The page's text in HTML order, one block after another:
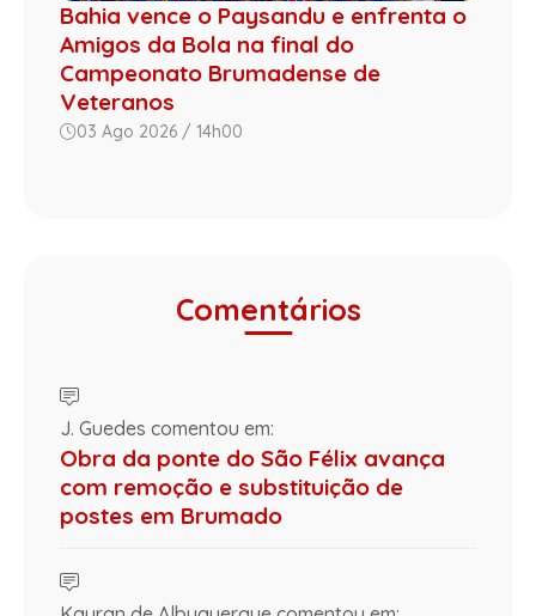
Bahia vence o Paysandu e enfrenta o
Amigos da Bola na final do
Campeonato Brumadense de
Veteranos
03 Ago 2026 / 14h00
Comentários
J. Guedes comentou em:
Obra da ponte do São Félix avança
com remoção e substituição de
postes em Brumado